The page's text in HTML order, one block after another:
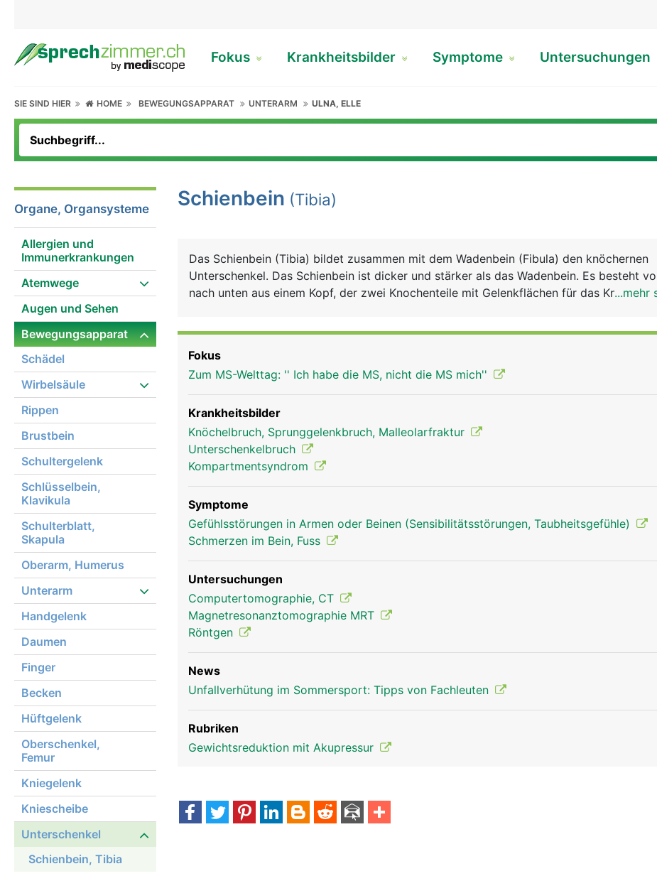
Fokus Krankheitsbilder Symptome Untersuchungen
SIE SIND HIER HOME BEWEGUNGSAPPARAT UNTERARM ULNA, ELLE
Organe, Organsysteme
Allergien und
Immunerkrankungen
Atemwege
Augen und Sehen
Bewegungsapparat
Schädel
Wirbelsäule
Rippen
Brustbein
Schultergelenk
Schlüsselbein,
Klavikula
Schulterblatt,
Skapula
Oberarm, Humerus
Unterarm
Handgelenk
Daumen
Finger
Becken
Hüftgelenk
Oberschenkel,
Femur
Kniegelenk
Kniescheibe
Unterschenkel
Schienbein, Tibia
Schienbein (Tibia)
Das Schienbein (Tibia) bildet zusammen mit dem Wadenbein (Fibula) den knöchernen
Unterschenkel. Das Schienbein ist dicker und stärker als das Wadenbein. Es besteht
nach unten aus einem Kopf, der zwei Knochenteile mit Gelenkflächen für das
Schienbein Frau
...mehr
Fokus
Zum MS-Welttag: '' Ich habe die MS, nicht die MS mich''
Krankheitsbilder
Knöchelbruch, Sprunggelenkbruch, Malleolarfraktur
Unterschenkelbruch
Kompartmentsyndrom
Symptome
Gefühlsstörungen in Armen oder Beinen (Sensibilitätsstörungen, Taubheitsgefühle)
Schmerzen im Bein, Fuss
Untersuchungen
Computertomographie, CT
Magnetresonanztomographie MRT
Röntgen
News
Unfallverhütung im Sommersport: Tipps von Fachleuten
Rubriken
Gewichtsreduktion mit Akupressur